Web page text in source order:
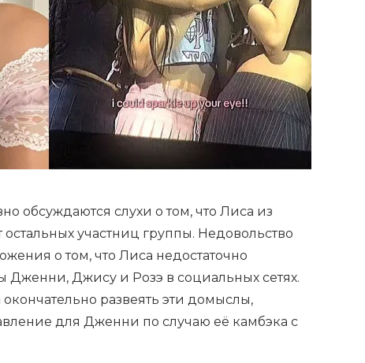
обсуждаются слухи о том, что Лиса из
остальных участниц группы. Недовольство
о том, что Лиса недостаточно
Дженни, Джису и Розэ в социальных сетях.
развеять эти домыслы,
для Дженни по случаю её камбэка с